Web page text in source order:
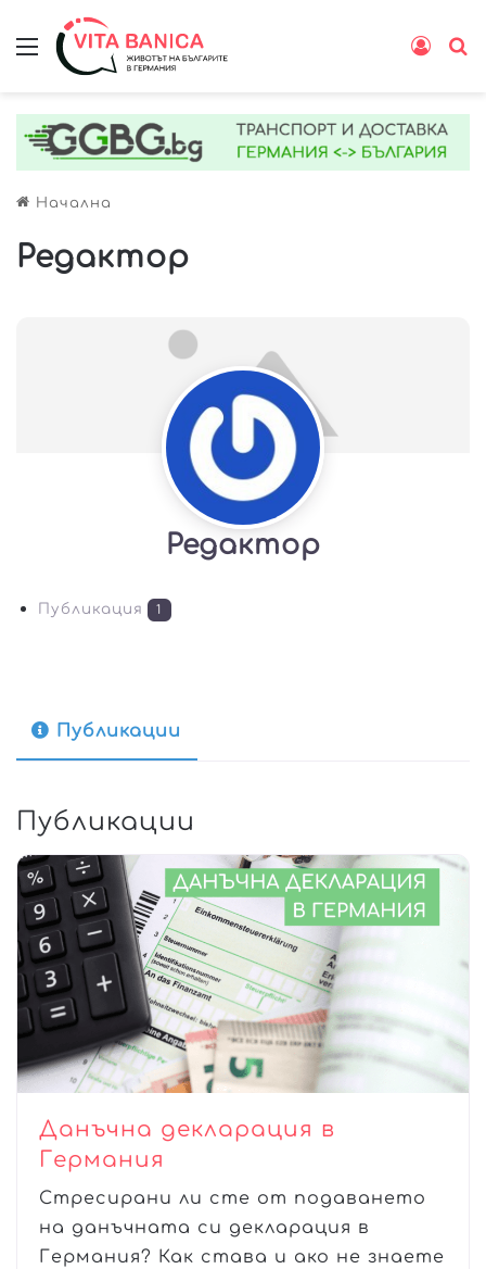
Меню
Начална
Редактор
Редактор
Публикация 1
Публикации
Публикации
Данъчна декларация в
Германия
Стресирани ли сте от подаването
на данъчната си декларация в
Германия? Как става и ако не знаете